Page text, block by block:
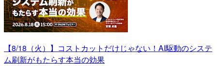
【8/18（火）】コストカットだけじゃない！AI駆動のシステ
ム刷新がもたらす本当の効果